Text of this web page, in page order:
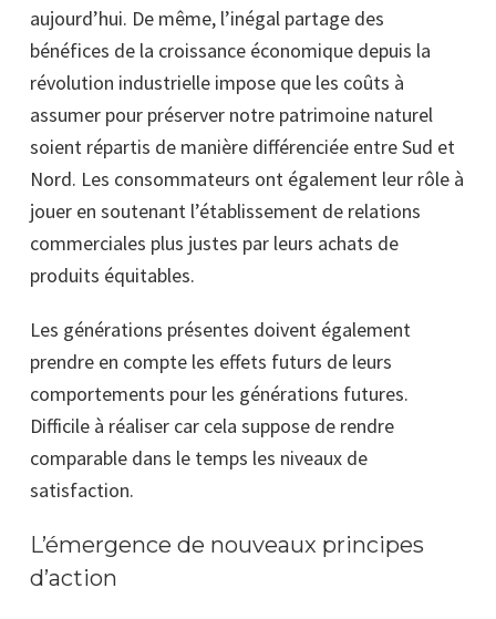
aujourd’hui. De même, l’inégal partage des
bénéfices de la croissance économique depuis la
révolution industrielle impose que les coûts à
assumer pour préserver notre patrimoine naturel
soient répartis de manière différenciée entre Sud et
Nord. Les consommateurs ont également leur rôle à
jouer en soutenant l’établissement de relations
commerciales plus justes par leurs achats de
produits équitables.
Les générations présentes doivent également
prendre en compte les effets futurs de leurs
comportements pour les générations futures.
Difficile à réaliser car cela suppose de rendre
comparable dans le temps les niveaux de
satisfaction.
L’émergence de nouveaux principes
d’action